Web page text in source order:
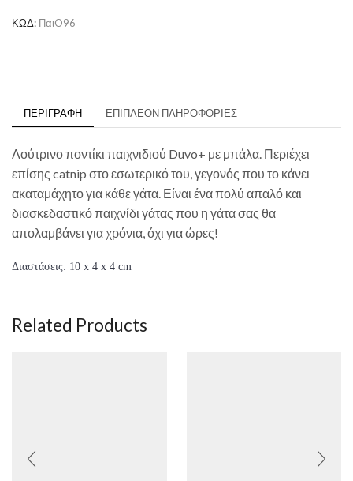
ΚΩΔ: ΠαιO96
ΠΕΡΙΓΡΑΦΉ ΕΠΙΠΛΈΟΝ ΠΛΗΡΟΦΟΡΊΕΣ
Λούτρινο ποντίκι παιχνιδιού Duvo+ με μπάλα. Περιέχει
επίσης catnip στο εσωτερικό του, γεγονός που το κάνει
ακαταμάχητο για κάθε γάτα. Είναι ένα πολύ απαλό και
διασκεδαστικό παιχνίδι γάτας που η γάτα σας θα
απολαμβάνει για χρόνια, όχι για ώρες!
Διαστάσεις: 10 x 4 x 4 cm
Related Products